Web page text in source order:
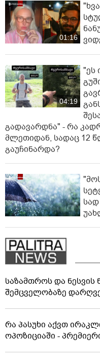
01:16
04:19
"ეს
გადავარდნა" - რა
მლეთიდან, სადაც 12
გაუჩინარდა?
საზამთროს და ნესვის
შემცველობაზე
რა პასუხი აქვთ
ოპოზიციაში -